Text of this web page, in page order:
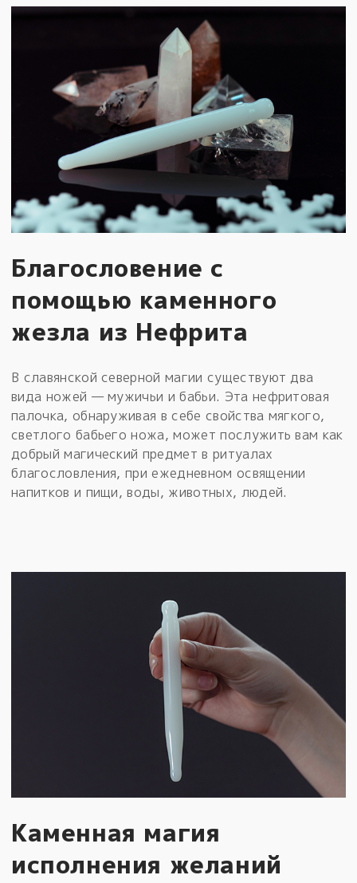
Благословение с
помощью каменного
жезла из Нефрита
В славянской северной магии существуют два
вида ножей — мужичьи и бабьи. Эта нефритовая
палочка, обнаруживая в себе свойства мягкого,
светлого бабьего ножа, может послужить вам как
добрый магический предмет в ритуалах
благословления, при ежедневном освящении
напитков и пищи, воды, животных, людей.
Каменная магия
исполнения желаний